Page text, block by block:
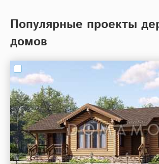
Популярные проекты
домов